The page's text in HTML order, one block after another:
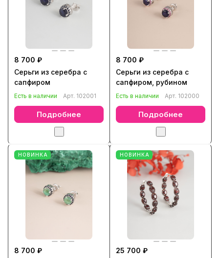
8 700 ₽
Серьги из серебра с
сапфиром
Есть в наличии Арт. 102001
Подробнее
8 700 ₽
Серьги из серебра с
сапфиром, рубином
Есть в наличии Арт. 102000
Подробнее
НОВИНКА
8 700 ₽
НОВИНКА
25 700 ₽